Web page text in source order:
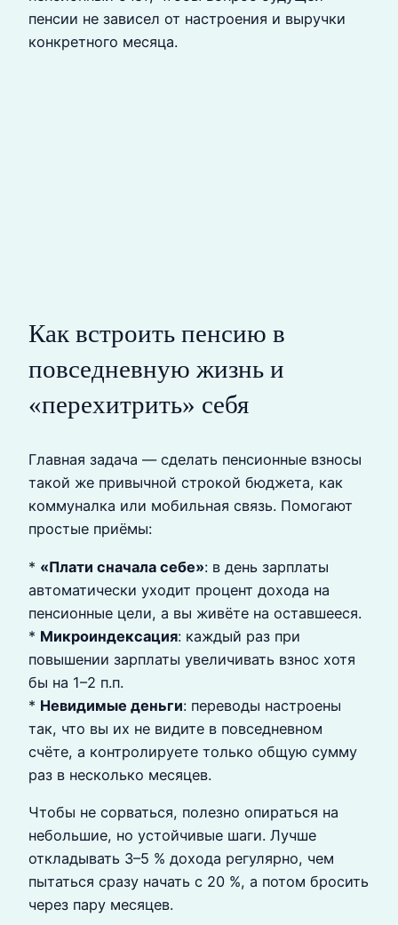
пенсии не зависел от настроения и выручки
конкретного месяца.
Как встроить пенсию в
повседневную жизнь и
«перехитрить» себя
Главная задача — сделать пенсионные взносы
такой же привычной строкой бюджета, как
коммуналка или мобильная связь. Помогают
простые приёмы:
* «Плати сначала себе»: в день зарплаты
автоматически уходит процент дохода на
пенсионные цели, а вы живёте на оставшееся.
* Микроиндексация: каждый раз при
повышении зарплаты увеличивать взнос хотя
бы на 1–2 п.п.
* Невидимые деньги: переводы настроены
так, что вы их не видите в повседневном
счёте, а контролируете только общую сумму
раз в несколько месяцев.
Чтобы не сорваться, полезно опираться на
небольшие, но устойчивые шаги. Лучше
откладывать 3–5 % дохода регулярно, чем
пытаться сразу начать с 20 %, а потом бросить
через пару месяцев.